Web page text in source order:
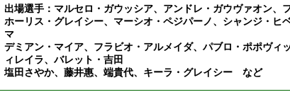
出場選手：マルセロ・ガウッシア、アンドレ・ガウヴァオン、
ホーリス・グレイシー、マーシオ・ペジパーノ、シャンジ・ヒ
マ
デミアン・マイア、フラビオ・アルメイダ、パブロ・ポポヴィ
ィレイラ、バレット・吉田
塩田さやか、藤井惠、端貴代、キーラ・グレイシー など